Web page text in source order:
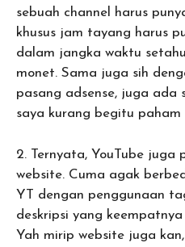
sebuah channel harus
khusus jam tayang harus
dalam jangka waktu
monet. Sama juga sih
pasang adsense, juga ada
saya kurang begitu paham
2. Ternyata, YouTube juga
website. Cuma agak
YT dengan penggunaan
deskripsi yang
Yah mirip website juga